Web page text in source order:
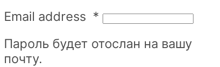
Email address *
Пароль будет отослан на вашу
почту.